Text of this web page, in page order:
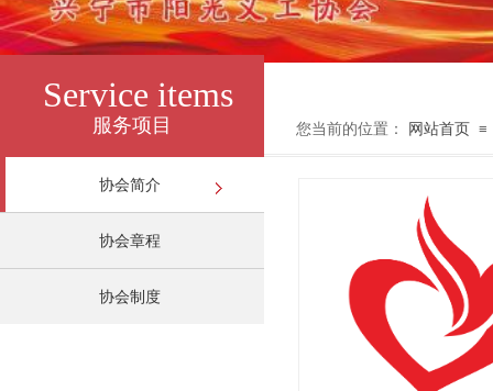
Service items
服务项目 您当前的位置： 网站首页 ≡
协会简介
协会章程
协会制度